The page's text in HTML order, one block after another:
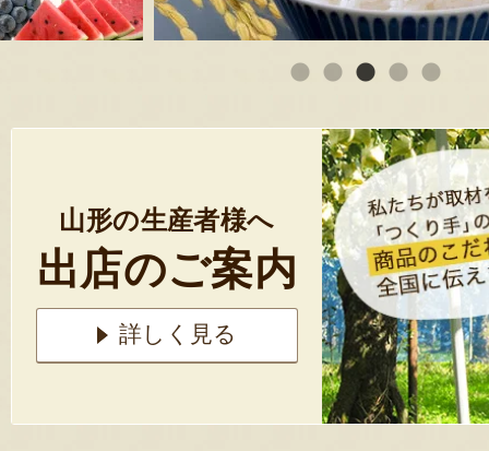
山形の生産者様へ
出店のご案内
詳しく見る